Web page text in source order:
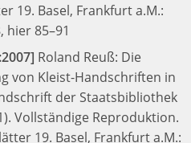
19. Basel, Frankfurt a.M.:
hier 85–91
Roland Reuß: Die
von Kleist-Handschriften in
der Staatsbibliothek
Vollständige Reproduktion.
19. Basel, Frankfurt a.M.: